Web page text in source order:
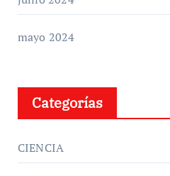
mayo 2024
Categorías
CIENCIA